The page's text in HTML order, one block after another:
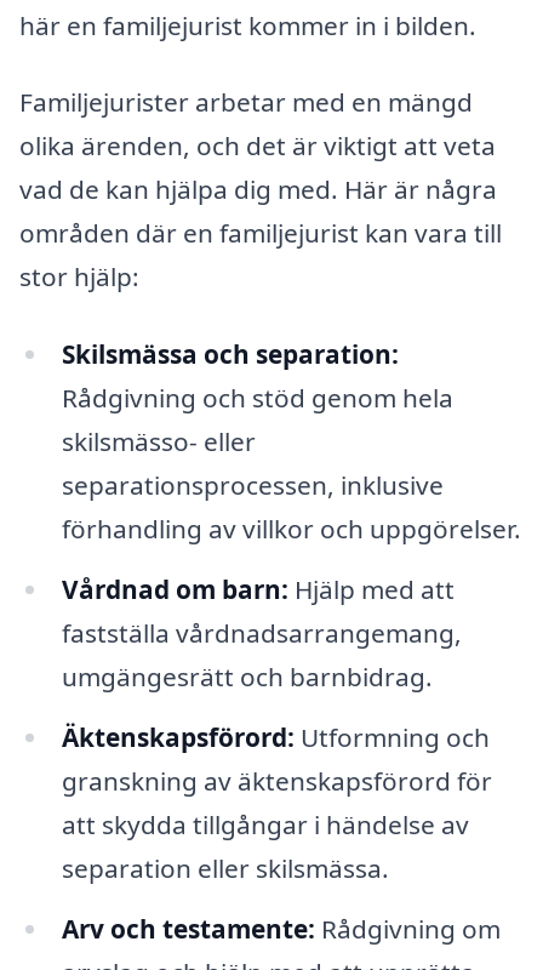
här en familjejurist kommer in i bilden.
Familjejurister arbetar med en mängd
olika ärenden, och det är viktigt att veta
vad de kan hjälpa dig med. Här är några
områden där en familjejurist kan vara till
stor hjälp:
Skilsmässa och separation:
Rådgivning och stöd genom hela
skilsmässo- eller
separationsprocessen, inklusive
förhandling av villkor och uppgörelser.
Vårdnad om barn: Hjälp med att
fastställa vårdnadsarrangemang,
umgängesrätt och barnbidrag.
Äktenskapsförord: Utformning och
granskning av äktenskapsförord för
att skydda tillgångar i händelse av
separation eller skilsmässa.
Arv och testamente: Rådgivning om